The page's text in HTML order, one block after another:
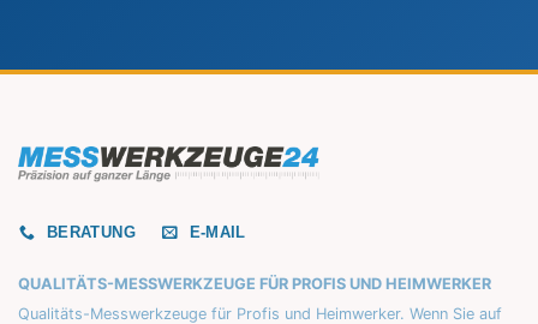
BERATUNG E-MAIL
QUALITÄTS-MESSWERKZEUGE FÜR PROFIS UND HEIMWERKER
Qualitäts-Messwerkzeuge für Profis und Heimwerker. Wenn Sie auf